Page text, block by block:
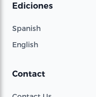
Ediciones
Spanish
English
Contact